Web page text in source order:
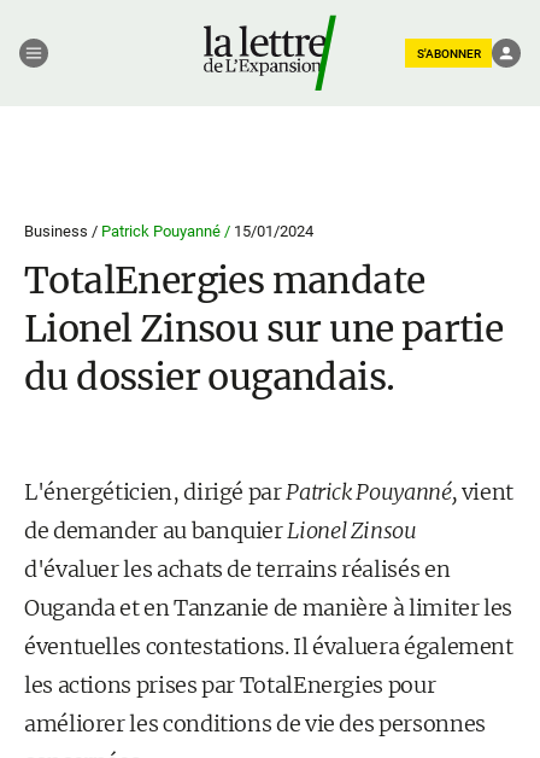
S'ABONNER
Business / Patrick Pouyanné / 15/01/2024
TotalEnergies mandate
Lionel Zinsou sur une partie
du dossier ougandais.
L'énergéticien, dirigé parPatrick Pouyanné,vient
de demander au banquierLionel Zinsou
d'évaluer les achats de terrains réalisés en
Ouganda et en Tanzanie de manière à limiter les
éventuelles contestations. Il évaluera également
les actions prises par TotalEnergies pour
améliorer les conditions de vie des personnes